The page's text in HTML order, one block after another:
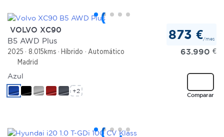
VOLVO XC90
B5 AWD Plus
2025 8.015kms Híbrido
Automático
Madrid
873 €/mes
63.990 €
Comparar
Azul
+2